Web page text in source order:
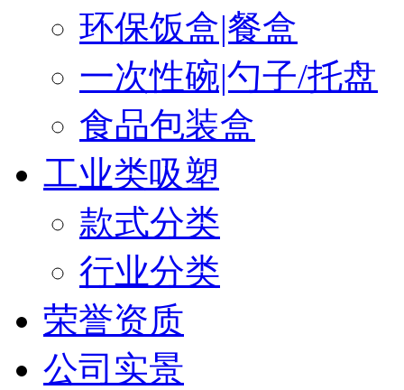
环保饭盒|餐盒
一次性碗|勺子/托盘
食品包装盒
工业类吸塑
款式分类
行业分类
荣誉资质
公司实景